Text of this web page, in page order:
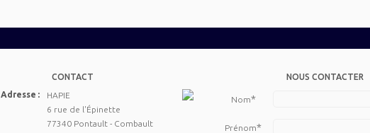
CONTACT
Adresse :
HAPIE
6 rue de l'Épinette
77340 Pontault - Combault
NOUS CONTACTER
Nom*
Prénom*